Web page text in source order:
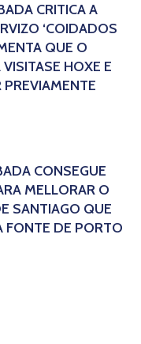
CRITICA A
‘COIDADOS
QUE O
HOXE E
CONSEGUE
MELLORAR O
SANTIAGO QUE
FONTE DE PORTO